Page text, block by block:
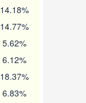
14.18%
14.77%
5.62%
6.12%
18.37%
6.83%